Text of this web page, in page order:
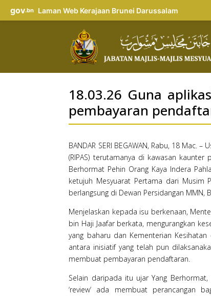
gov.bn Laman Web Kerajaan Brunei Darussalam
18.03.26 Guna
pembayaran
BANDAR SERI BEGAWAN, Rabu, 18 Mac.
(RIPAS) terutamanya di kawasan
Berhormat Pehin Orang Kaya Indera
ketujuh Mesyuarat Pertama dari Musim
berlangsung di Dewan Persidangan MMN,
Menjelaskan kepada isu berkenaan,
bin Haji Jaafar berkata, mengurangkan
yang baharu dan Kementerian
antara inisiatif yang telah pun
membuat pembayaran pendaftaran.
Selain daripada itu ujar Yang
‘review’ ada membuat perancangan